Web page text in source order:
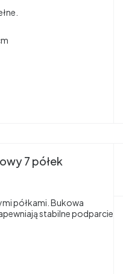
7 półek
półkami. Bukowa
stabilne podparcie